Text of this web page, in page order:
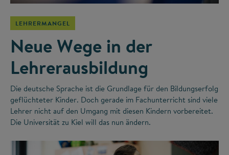
LEHRERMANGEL
Neue Wege in der
Lehrerausbildung
Die deutsche Sprache ist die Grundlage für den Bildungserfolg
geflüchteter Kinder. Doch gerade im Fachunterricht sind viele
Lehrer nicht auf den Umgang mit diesen Kindern vorbereitet.
Die Universität zu Kiel will das nun ändern.